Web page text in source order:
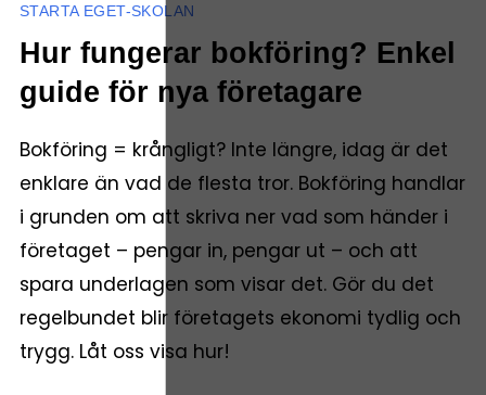
STARTA EGET-SKOLAN
Hur fungerar bokföring? Enkel
guide för nya företagare
Bokföring = krångligt? Inte längre, idag är det
enklare än vad de flesta tror. Bokföring handlar
i grunden om att skriva ner vad som händer i
företaget – pengar in, pengar ut – och att
spara underlagen som visar det. Gör du det
regelbundet blir företagets ekonomi tydlig och
trygg. Låt oss visa hur!